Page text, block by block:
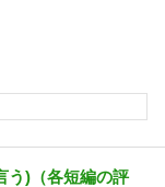
う)（各短編の評